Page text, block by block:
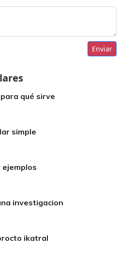
Enviar
qué sirve
simple
ejemplos
investigacion
ikatral